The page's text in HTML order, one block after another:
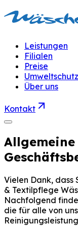
Leistungen
Filialen
Preise
Umweltschutz
Über uns
Kontakt
Allgemeine
Vielen Dank, dass
& Textilpflege
Nachfolgend
die für alle von